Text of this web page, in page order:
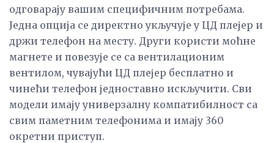
одговарају вашим специфичним потребама.
Једна опција се директно укључује у ЦД плејер и
држи телефон на месту. Други користи моћне
магнете и повезује се са вентилационим
вентилом, чувајући ЦД плејер бесплатно и
чинећи телефон једноставно искључити. Сви
модели имају универзалну компатибилност са
свим паметним телефонима и имају 360
окретни приступ.